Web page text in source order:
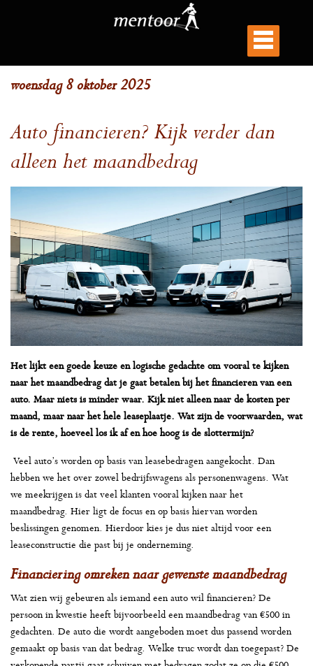
woensdag 8 oktober 2025
Auto financieren? Kijk verder dan
alleen het maandbedrag
Het lijkt een goede keuze en logische gedachte om vooral te kijken
naar het maandbedrag dat je gaat betalen bij het financieren van een
auto. Maar niets is minder waar. Kijk niet alleen naar de kosten per
maand, maar naar het hele leaseplaatje. Wat zijn de voorwaarden, wat
is de rente, hoeveel los ik af en hoe hoog is de slottermijn?
Veel auto’s worden op basis van leasebedragen aangekocht. Dan
hebben we het over zowel bedrijfswagens als personenwagens. Wat
we meekrijgen is dat veel klanten vooral kijken naar het
maandbedrag. Hier ligt de focus en op basis hiervan worden
beslissingen genomen. Hierdoor kies je dus niet altijd voor een
leaseconstructie die past bij je onderneming.
Financiering omreken naar gewenste maandbedrag
Wat zien wij gebeuren als iemand een auto wil financieren? De
persoon in kwestie heeft bijvoorbeeld een maandbedrag van €500 in
gedachten. De auto die wordt aangeboden moet dus passend worden
gemaakt op basis van dat bedrag. Welke truc wordt dan toegepast? De